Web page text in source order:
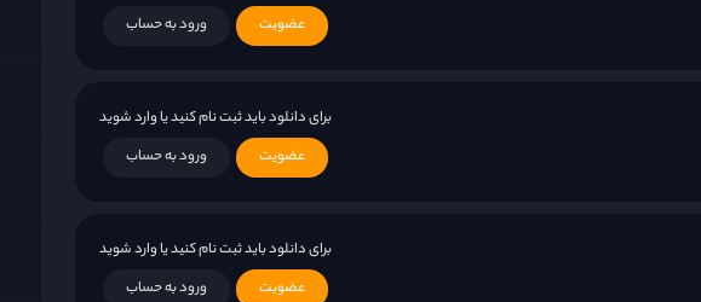
عضویت
ورود به حساب
برای دانلود باید ثبت نام کنید یا وارد شوید
عضویت
ورود به حساب
برای دانلود باید ثبت نام کنید یا وارد شوید
عضویت
ورود به حساب